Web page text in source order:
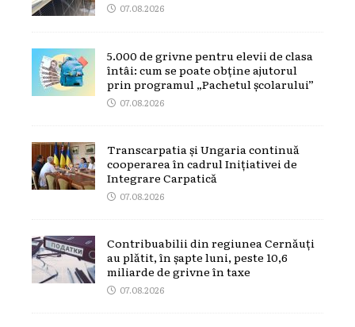
07.08.2026
5.000 de grivne pentru elevii de clasa
întâi: cum se poate obține ajutorul
prin programul „Pachetul școlarului”
07.08.2026
Transcarpatia și Ungaria continuă
cooperarea în cadrul Inițiativei de
Integrare Carpatică
07.08.2026
Contribuabilii din regiunea Cernăuți
au plătit, în șapte luni, peste 10,6
miliarde de grivne în taxe
07.08.2026